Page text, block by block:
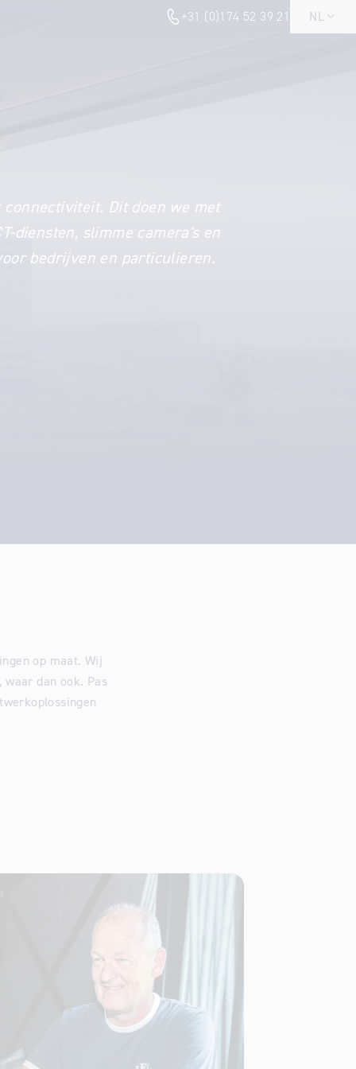
+31 (0)174 52 39 21 NL
Dit doen we met
diensten, slimme camera's en
bedrijven en particulieren.
op maat. Wij
dan ook. Pas